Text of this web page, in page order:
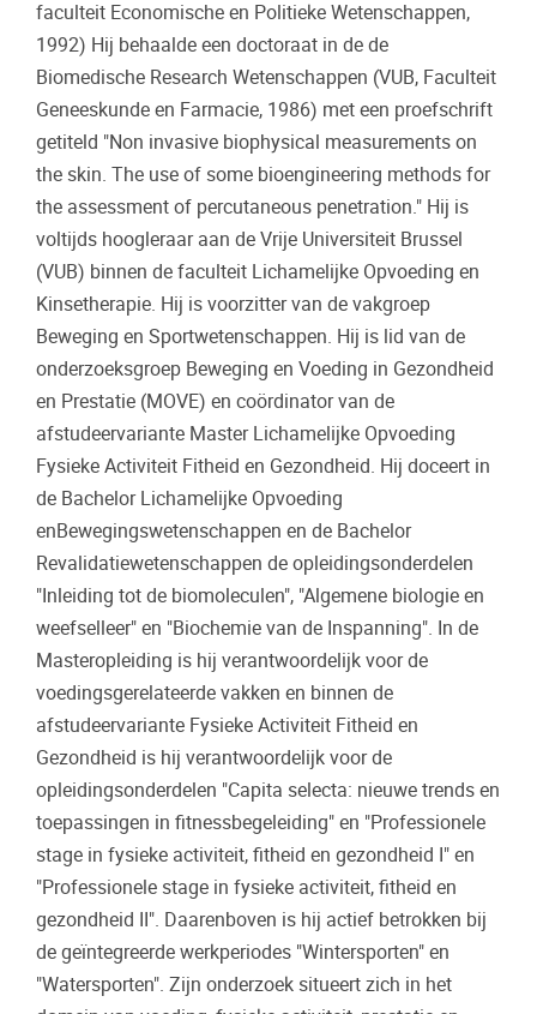
faculteit Economische en Politieke Wetenschappen,
1992) Hij behaalde een doctoraat in de de
Biomedische Research Wetenschappen (VUB, Faculteit
Geneeskunde en Farmacie, 1986) met een proefschrift
getiteld "Non invasive biophysical measurements on
the skin. The use of some bioengineering methods for
the assessment of percutaneous penetration." Hij is
voltijds hoogleraar aan de Vrije Universiteit Brussel
(VUB) binnen de faculteit Lichamelijke Opvoeding en
Kinsetherapie. Hij is voorzitter van de vakgroep
Beweging en Sportwetenschappen. Hij is lid van de
onderzoeksgroep Beweging en Voeding in Gezondheid
en Prestatie (MOVE) en coördinator van de
afstudeervariante Master Lichamelijke Opvoeding
Fysieke Activiteit Fitheid en Gezondheid. Hij doceert in
de Bachelor Lichamelijke Opvoeding
enBewegingswetenschappen en de Bachelor
Revalidatiewetenschappen de opleidingsonderdelen
"Inleiding tot de biomoleculen", "Algemene biologie en
weefselleer" en "Biochemie van de Inspanning". In de
Masteropleiding is hij verantwoordelijk voor de
voedingsgerelateerde vakken en binnen de
afstudeervariante Fysieke Activiteit Fitheid en
Gezondheid is hij verantwoordelijk voor de
opleidingsonderdelen "Capita selecta: nieuwe trends en
toepassingen in fitnessbegeleiding" en "Professionele
stage in fysieke activiteit, fitheid en gezondheid I" en
"Professionele stage in fysieke activiteit, fitheid en
gezondheid II". Daarenboven is hij actief betrokken bij
de geïntegreerde werkperiodes "Wintersporten" en
"Watersporten". Zijn onderzoek situeert zich in het